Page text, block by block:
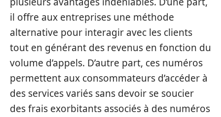
il offre aux entreprises une méthode
alternative pour interagir avec les clients
tout en générant des revenus en fonction du
volume d’appels. D’autre part, ces numéros
permettent aux consommateurs d’accéder à
des services variés sans devoir se soucier
des frais exorbitants associés à des numéros